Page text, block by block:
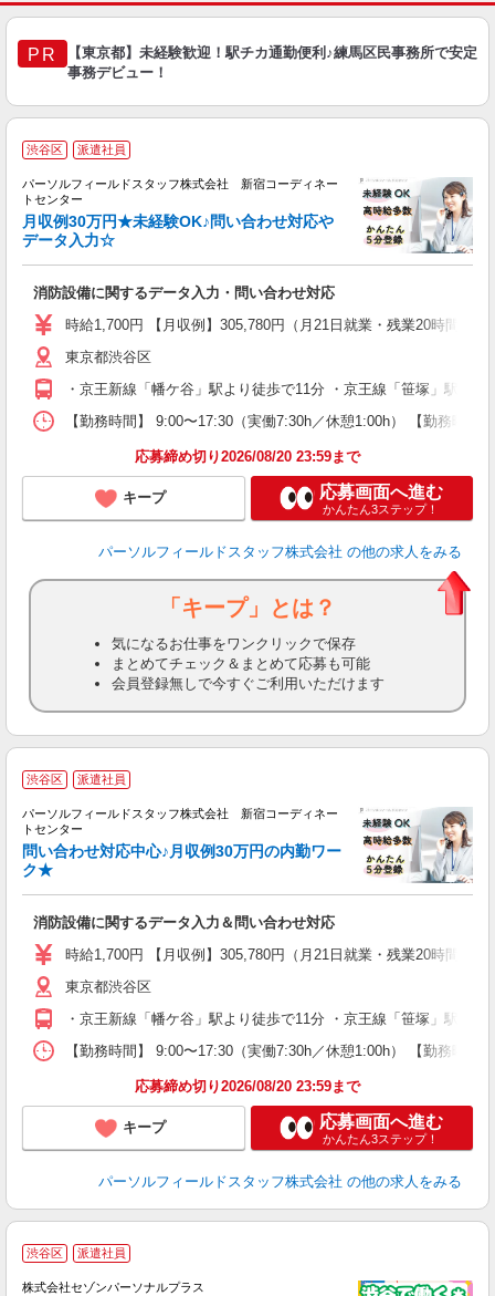
PR
【東京都】未経験歓迎！駅チカ通勤便利♪練馬区民事務所で安定
事務デビュー！
渋谷区 派遣社員
パーソルフィールドスタッフ株式会社 新宿コーディネー
トセンター
月収例30万円★未経験OK♪問い合わせ対応や
データ入力☆
消防設備に関するデータ入力・問い合わせ対応
時給1,700円 【月収例】305,780円（月21日就業・残業20時間の
東京都渋谷区
・京王新線「幡ケ谷」駅より徒歩で11分 ・京王線「笹塚」駅よ
【勤務時間】 9:00〜17:30（実働7:30h／休憩1:00h） 【勤務
応募締め切り2026/08/20 23:59まで
キープ 応募画面へ進む
かんたん3ステップ！
パーソルフィールドスタッフ株式会社 の他の求人をみる
「キープ」とは？
気になるお仕事をワンクリックで保存
まとめてチェック＆まとめて応募も可能
会員登録無しで今すぐご利用いただけます
渋谷区 派遣社員
パーソルフィールドスタッフ株式会社 新宿コーディネー
トセンター
問い合わせ対応中心♪月収例30万円の内勤ワー
ク★
消防設備に関するデータ入力＆問い合わせ対応
時給1,700円 【月収例】305,780円（月21日就業・残業20時間の
東京都渋谷区
・京王新線「幡ケ谷」駅より徒歩で11分 ・京王線「笹塚」駅
【勤務時間】 9:00〜17:30（実働7:30h／休憩1:00h） 【勤務曜
応募締め切り2026/08/20 23:59まで
キープ 応募画面へ進む
かんたん3ステップ！
パーソルフィールドスタッフ株式会社 の他の求人をみる
渋谷区 派遣社員
株式会社セゾンパーソナルプラス